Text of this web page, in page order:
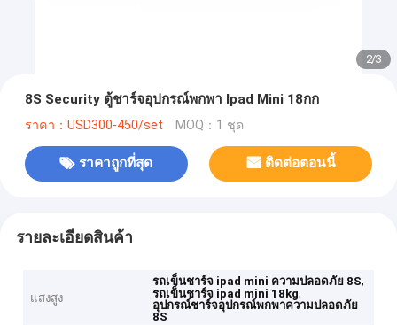
2/3
8S Security ตู้ชาร์จอุปกรณ์พกพา Ipad Mini 18กก
ราคา：USD300-450/set MOQ：1 ชุด
ราคาถูกที่สุด ติดต่อตอนนี้
รายละเอียดสินค้า
แสงสูง
รถเข็นชาร์จ ipad mini ความปลอดภัย 8S,
รถเข็นชาร์จ ipad mini 18kg,
อุปกรณ์ชาร์จอุปกรณ์พกพาความปลอดภัย
8S